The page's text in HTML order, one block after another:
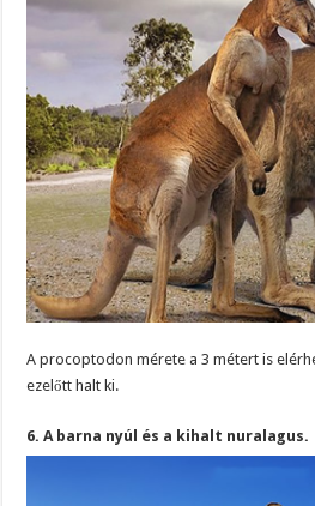
A procoptodon mérete a 3 métert is
ezelőtt halt ki.
6. A barna nyúl és a kihalt nuralagus.